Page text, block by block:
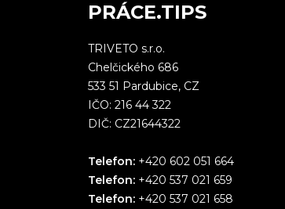
PRÁCE.TIPS
TRIVETO s.r.o.
Chelčického 686
533 51 Pardubice, CZ
IČO: 216 44 322
DIČ: CZ21644322
Telefon: +420 602 051 664
Telefon: +420 537 021 659
Telefon: +420 537 021 658